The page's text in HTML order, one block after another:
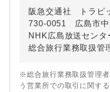
阪急交通社 トラピ
730-0051 広島市
NHK広島放送センタ
総合旅行業務取扱管
※総合旅行業務取扱管理
う営業所での取引に関する